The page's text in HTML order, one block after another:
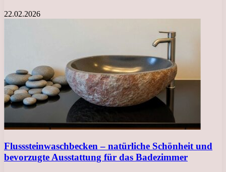
22.02.2026
Flusssteinwaschbecken – natürliche Schönheit und
bevorzugte Ausstattung für das Badezimmer